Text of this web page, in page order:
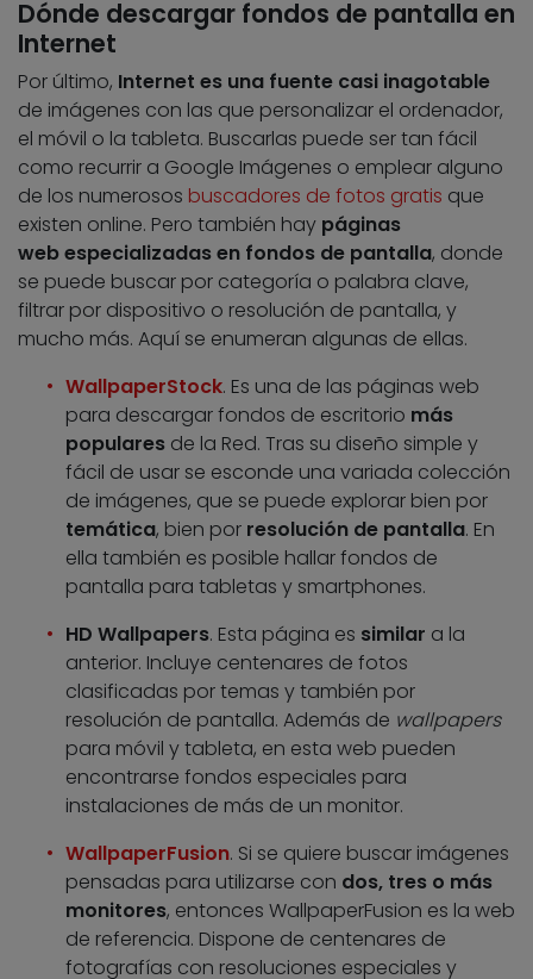
Dónde descargar fondos de pantalla en
Internet
Por último, Internet es una fuente casi inagotable
de imágenes con las que personalizar el ordenador,
el móvil o la tableta. Buscarlas puede ser tan fácil
como recurrir a Google Imágenes o emplear alguno
de los numerosos buscadores de fotos gratis que
existen online. Pero también hay páginas
web especializadas en fondos de pantalla, donde
se puede buscar por categoría o palabra clave,
filtrar por dispositivo o resolución de pantalla, y
mucho más. Aquí se enumeran algunas de ellas.
WallpaperStock. Es una de las páginas web
para descargar fondos de escritorio más
populares de la Red. Tras su diseño simple y
fácil de usar se esconde una variada colección
de imágenes, que se puede explorar bien por
temática, bien por resolución de pantalla. En
ella también es posible hallar fondos de
pantalla para tabletas y smartphones.
HD Wallpapers. Esta página es similar a la
anterior. Incluye centenares de fotos
clasificadas por temas y también por
resolución de pantalla. Además de wallpapers
para móvil y tableta, en esta web pueden
encontrarse fondos especiales para
instalaciones de más de un monitor.
WallpaperFusion. Si se quiere buscar imágenes
pensadas para utilizarse con dos, tres o más
monitores, entonces WallpaperFusion es la web
de referencia. Dispone de centenares de
fotografías con resoluciones especiales y